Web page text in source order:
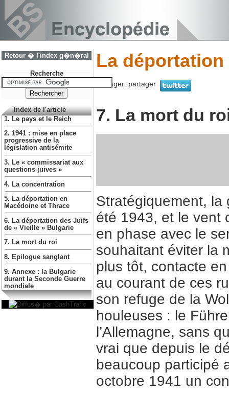
Retour � l'index g�n�ral
Recherche
Index de l'article
1. Le pays et le Reich
2. 1941 : mise en place
progressive de la
législation antisémite
3. Le « commissariat aux
questions juives »
4. La concentration
5. La déportation en
Macédoine et Thrace
6. La déportation des Juifs
de « Vieille » Bulgarie
7. La mort du roi
8. Epilogue sanglant
9. Annexe : la Bulgarie
durant la Seconde Guerre
mondiale
La
Partager: partager
7. La mort du
Stratégiquement, la
été 1943, et le vent
en phase avec le
souhaitant éviter la
plus tôt, contacte
au courant de ces
son refuge de la
houleuses : le
l’Allemagne, sans
vrai que depuis le
beaucoup participé
octobre 1941 un